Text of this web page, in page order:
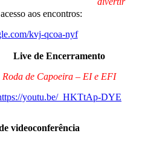
aos encontros:
kvj-qcoa-nyf
Live de Encerramento
Roda de Capoeira – EI e EFI
youtu.be/_HKTtAp-DYE
videoconferência